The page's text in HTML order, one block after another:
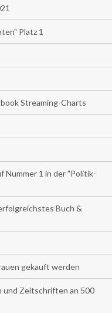
Platz 1
Streaming-Charts
Nummer 1 in der "Politik-
Buch &
gekauft werden
und Zeitschriften an 500